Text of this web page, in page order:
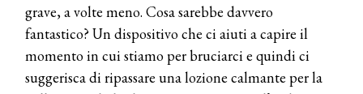
grave, a volte meno. Cosa sarebbe davvero
fantastico? Un dispositivo che ci aiuti a capire il
momento in cui stiamo per bruciarci e quindi ci
suggerisca di ripassare una lozione calmante per la